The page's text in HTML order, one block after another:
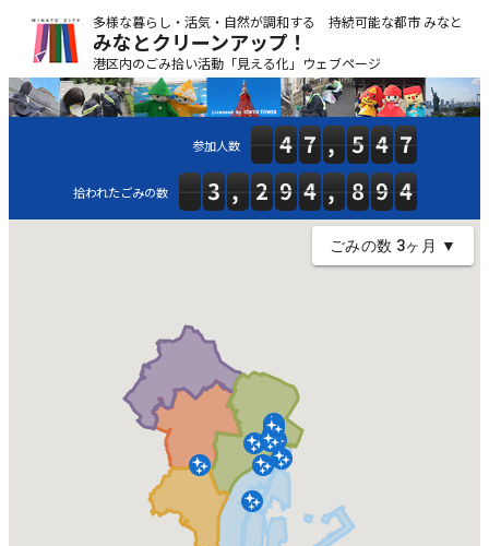
多様な暮らし・活気・自然が調和する 持続可能な都市 みなと
みなとクリーンアップ！
港区内のごみ拾い活動「見える化」ウェブページ
参加人数
拾われたごみの数
ごみの数 3ヶ月 ▼